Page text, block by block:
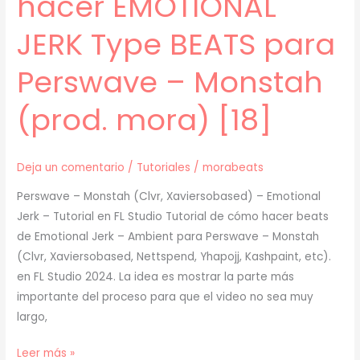
JERK Type BEATS para
Perswave – Monstah
(prod. mora) [18]
Deja un comentario / Tutoriales /morabeats
Perswave – Monstah (Clvr, Xaviersobased) – Emotional
Jerk – Tutorial en FL Studio Tutorial de cómo hacer beats
de Emotional Jerk – Ambient para Perswave – Monstah
(Clvr, Xaviersobased, Nettspend, Yhapojj, Kashpaint, etc).
en FL Studio 2024. La idea es mostrar la parte más
importante del proceso para que el video no sea muy
largo,
[
Leer más »